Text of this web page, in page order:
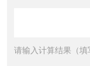
请输入计算结果（